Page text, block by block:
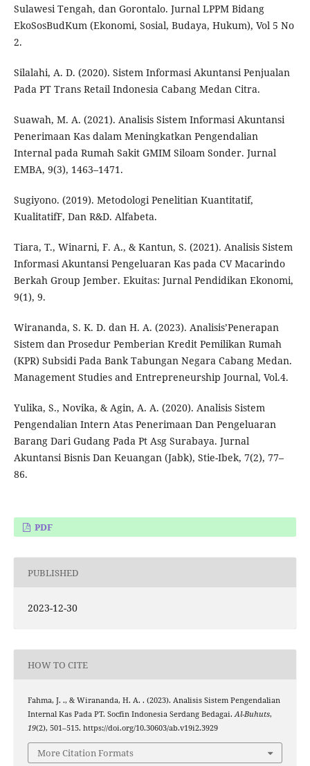
Sulawesi Tengah, dan Gorontalo. Jurnal LPPM Bidang
EkoSosBudKum (Ekonomi, Sosial, Budaya, Hukum), Vol 5 No
2.
Silalahi, A. D. (2020). Sistem Informasi Akuntansi Penjualan
Pada PT Trans Retail Indonesia Cabang Medan Citra.
Suawah, M. A. (2021). Analisis Sistem Informasi Akuntansi
Penerimaan Kas dalam Meningkatkan Pengendalian
Internal pada Rumah Sakit GMIM Siloam Sonder. Jurnal
EMBA, 9(3), 1463–1471.
Sugiyono. (2019). Metodologi Penelitian Kuantitatif,
KualitatifF, Dan R&D. Alfabeta.
Tiara, T., Winarni, F. A., & Kantun, S. (2021). Analisis Sistem
Informasi Akuntansi Pengeluaran Kas pada CV Macarindo
Berkah Group Jember. Ekuitas: Jurnal Pendidikan Ekonomi,
9(1), 9.
Wirananda, S. K. D. dan H. A. (2023). Analisis’Penerapan
Sistem dan Prosedur Pemberian Kredit Pemilikan Rumah
(KPR) Subsidi Pada Bank Tabungan Negara Cabang Medan.
Management Studies and Entrepreneurship Journal, Vol.4.
Yulika, S., Novika, & Agin, A. A. (2020). Analisis Sistem
Pengendalian Intern Atas Penerimaan Dan Pengeluaran
Barang Dari Gudang Pada Pt Asg Surabaya. Jurnal
Akuntansi Bisnis Dan Keuangan (Jabk), Stie-Ibek, 7(2), 77–
86.
PDF
PUBLISHED
2023-12-30
HOW TO CITE
Fahma, J. ., & Wirananda, H. A. . (2023). Analisis Sistem Pengendalian
Internal Kas Pada PT. Socfin Indonesia Serdang Bedagai.Al-Buhuts,
19(2), 501–515. https://doi.org/10.30603/ab.v19i2.3929
More Citation Formats